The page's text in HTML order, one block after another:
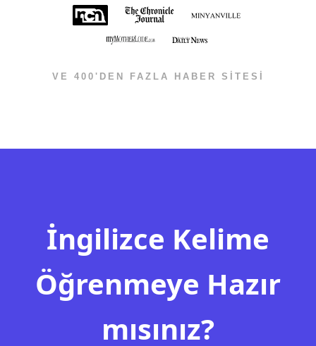
VE 400'DEN FAZLA HABER SİTESİ
İngilizce Kelime
Öğrenmeye Hazır
mısınız?